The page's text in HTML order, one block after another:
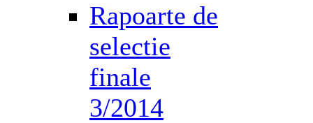
Rapoarte de
selectie
finale
3/2014